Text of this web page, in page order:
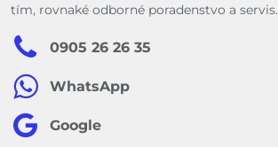
tím, rovnaké odborné poradenstvo a servis.
0905 26 26 35
WhatsApp
Google